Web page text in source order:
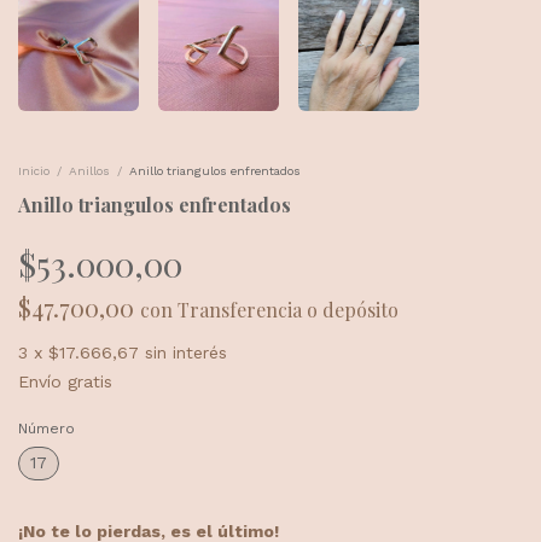
Inicio / Anillos / Anillo triangulos enfrentados
Anillo triangulos enfrentados
$53.000,00
$47.700,00 con Transferencia o depósito
3 x $17.666,67 sin interés
Envío gratis
Número
17
¡No te lo pierdas, es el último!